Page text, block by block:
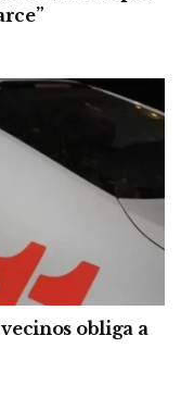
obliga a